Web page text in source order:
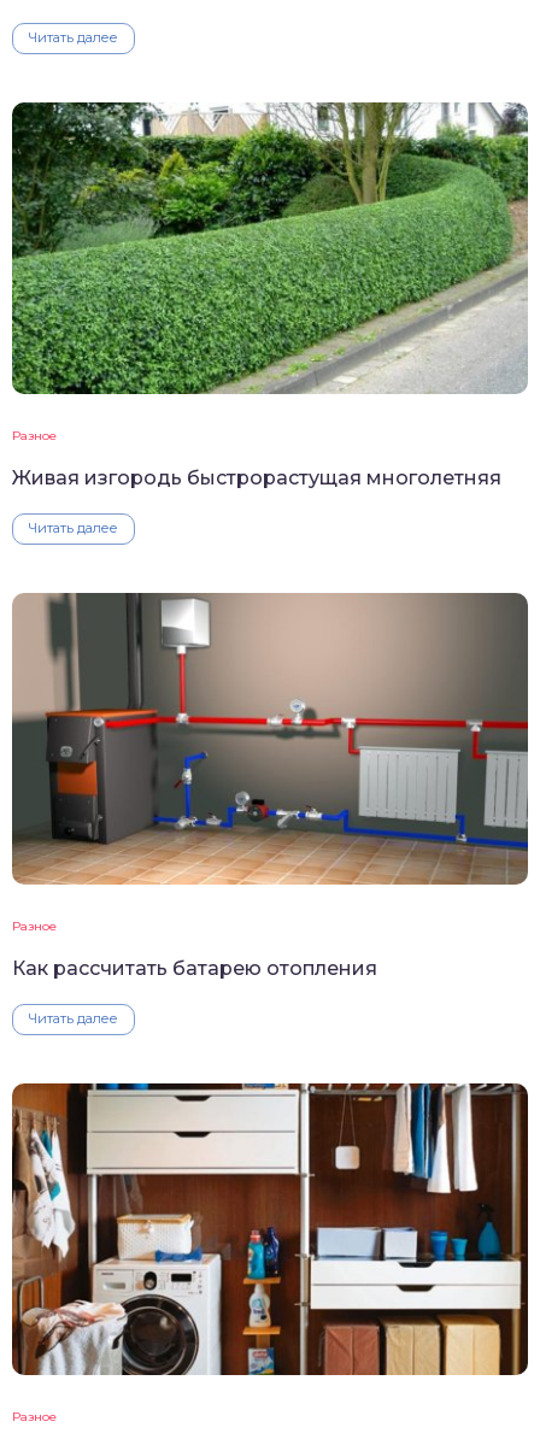
Читать далее
Разное
Живая изгородь быстрорастущая многолетняя
Читать далее
Разное
Как рассчитать батарею отопления
Читать далее
Разное